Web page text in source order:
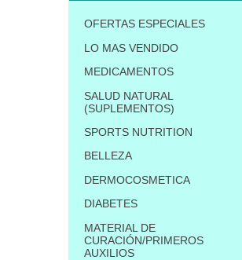
OFERTAS ESPECIALES
LO MAS VENDIDO
MEDICAMENTOS
SALUD NATURAL
(SUPLEMENTOS)
SPORTS NUTRITION
BELLEZA
DERMOCOSMETICA
DIABETES
MATERIAL DE
CURACIÓN/PRIMEROS
AUXILIOS